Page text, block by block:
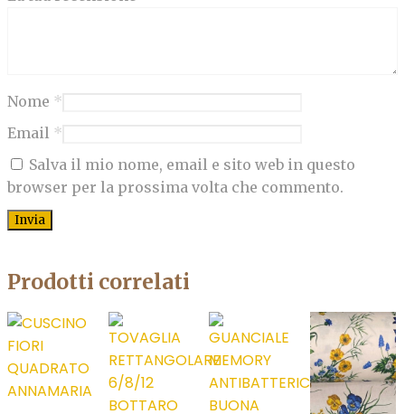
Nome *
Email *
Salva il mio nome, email e sito web in questo
browser per la prossima volta che commento.
Prodotti correlati